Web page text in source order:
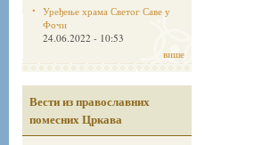
Уређење храма Светог Саве у
Фочи
24.06.2022 - 10:53
више
Вести из православних
помесних Цркава